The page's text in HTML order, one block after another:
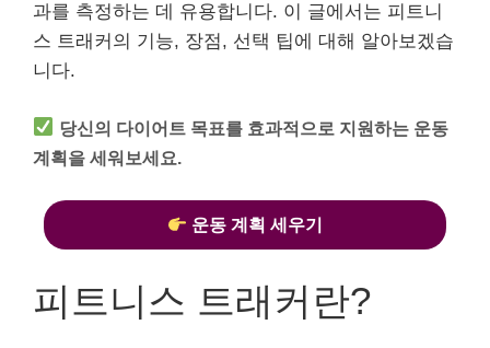
과를 측정하는 데 유용합니다. 이 글에서는 피트니
스 트래커의 기능, 장점, 선택 팁에 대해 알아보겠습
니다.
당신의 다이어트 목표를 효과적으로 지원하는 운동
계획을 세워보세요.
운동 계획 세우기
피트니스 트래커란?